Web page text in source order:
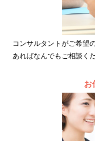
コンサルタントがご希望
あればなんでもご相談くだ
お